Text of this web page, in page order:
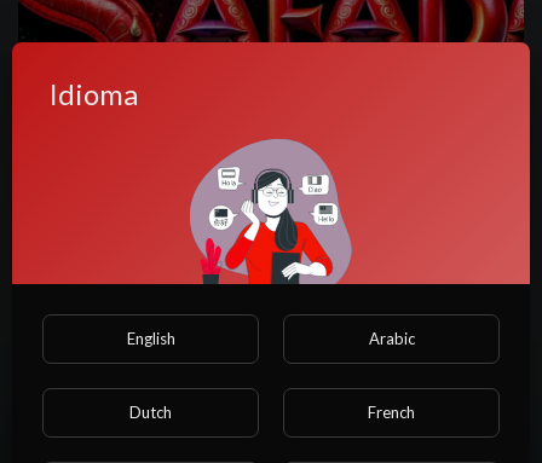
1 ano atrás
Idioma
English Arabic
Dutch French